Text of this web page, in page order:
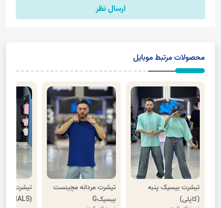
ارسال نظر
محصولات مرتبط موبایل
تیشرت بیسیک پنبه
(کاپلی)
تیشرت مردانه مچینست
بیسیکG
تیشرت